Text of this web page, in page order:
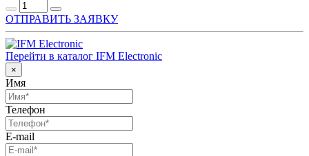
ОТПРАВИТЬ ЗАЯВКУ
Перейти в каталог IFM Electronic
×
Имя
Телефон
E-mail